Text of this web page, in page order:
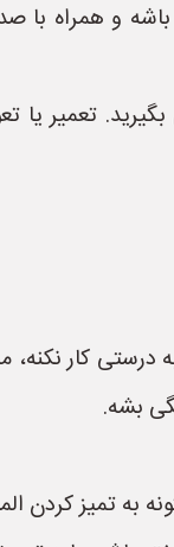
و همراه با
تعمیر یا
درستی کار
بشه.
به تمیز کردن